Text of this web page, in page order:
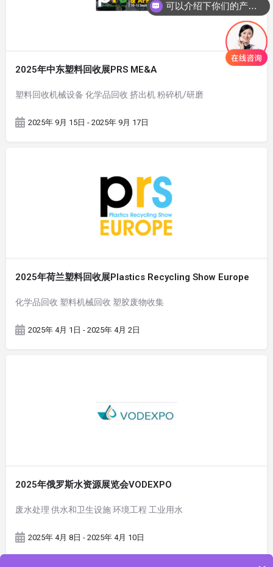
2025年中东塑料回收展PRS ME&A
塑料回收机械设备 化学品回收 挤出机 粉碎机/研磨
2025年 9月 15日 - 2025年 9月 17日
2025年荷兰塑料回收展Plastics Recycling Show Europe
化学品回收 塑料机械回收 塑胶废物收集
2025年 4月 1日 - 2025年 4月 2日
2025年俄罗斯水资源展览会VODEXPO
废水处理 供水和卫生设施 环境工程 工业用水
2025年 4月 8日 - 2025年 4月 10日
可以介绍下你们的产品么